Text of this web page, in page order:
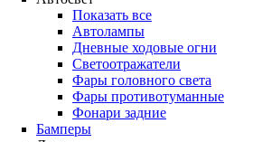
Показать все
Автолампы
Дневные ходовые огни
Светоотражатели
Фары головного света
Фары противотуманные
Фонари задние
Бамперы